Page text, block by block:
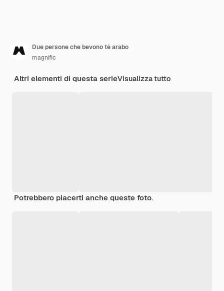
Due persone che bevono tè arabo
magnific
Altri elementi di questa serieVisualizza tutto
Potrebbero piacerti anche queste foto.